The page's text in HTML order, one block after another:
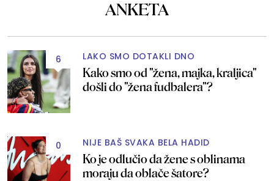
ANKETA
6 LAKO SMO DOTAKLI DNO
Kako smo od "žena, majka, kraljica"
došli do "žena fudbalera"?
0 NIJE BAŠ SVAKA BELA HADID
Ko je odlučio da žene s oblinama
moraju da oblače šatore?